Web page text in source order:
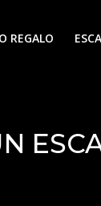
REGALO